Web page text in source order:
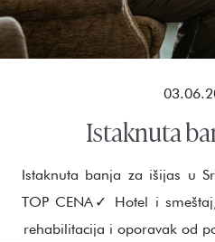
Istaknuta
Istaknuta banja za išijas u
TOP CENA✓ Hotel i
rehabilitacija i oporavak od